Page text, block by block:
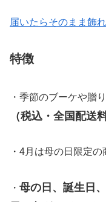
届いたらそのまま飾
特徴
・季節のブーケや贈
（税込・全国配送
・4月は母の日限定の
・ 母の日、誕生日